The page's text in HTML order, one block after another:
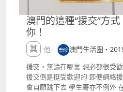
財路 地產商也不例外 有地產公
審 在市場上，相信不少人士都
的公司，無論辦事還是合作，
有著一些肯定的優點。 然而，
譽良好，去吸引客人存入巨款，
rdquo;、高息rdquo;為由作為回
以高息招徠客人存款過千萬元，
息支票時，卻遭銀行ldquo;彈
責人及其餘4名被告均缺席庭審
通過憶條街進行外賣訂單 或者
門雅廉訪大馬路111B德運大廈
澳門的這種“援交”方
你！
其他
澳門生活圈・
援交，無論在哪裏 想必都很受
援交倒是挺受歡迎的 即便網絡
會自願跳下去 學生哥亦不例外